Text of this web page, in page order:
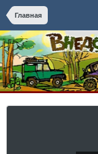
Главная